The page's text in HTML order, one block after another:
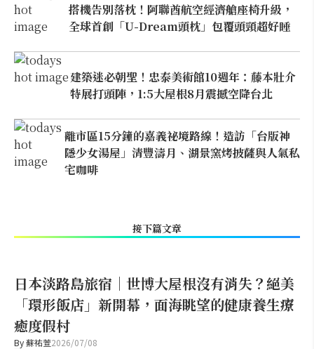
搭機告別落枕！阿聯酋航空經濟艙座椅升級，
全球首創「U-Dream頭枕」包覆頭頸超好睡
建築迷必朝聖！忠泰美術館10週年：藤本壯介
特展打頭陣，1:5大屋根8月震撼空降台北
離市區15分鐘的嘉義祕境路線！造訪「台版神
隱少女湯屋」清豐濤月、湖景窯烤披薩與人氣私
宅咖啡
接下篇文章
日本淡路島旅宿｜世博大屋根沒有消失？絕美
「環形飯店」新開幕，面海眺望的健康養生療
癒度假村
By蘇祐萱2026/07/08